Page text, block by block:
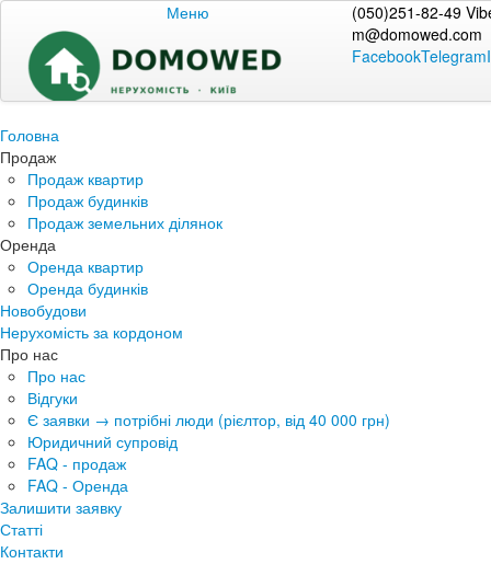
Меню
(050)251-82-49
m@domowed.com
FacebookTelegram
Головна
Продаж
Продаж квартир
Продаж будинків
Продаж земельних ділянок
Оренда
Оренда квартир
Оренда будинків
Новобудови
Нерухомість за кордоном
Про нас
Про нас
Відгуки
Є заявки → потрібні люди (рієлтор, від 40 000 грн)
Юридичний супровід
FAQ - продаж
FAQ - Оренда
Залишити заявку
Статті
Контакти